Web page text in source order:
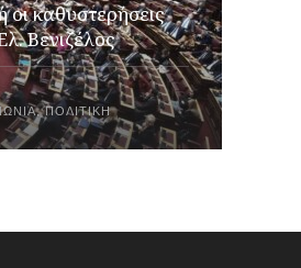
καθυστερήσεις
Βενιζέλος
,ΠΟΛΙΤΙΚΉ